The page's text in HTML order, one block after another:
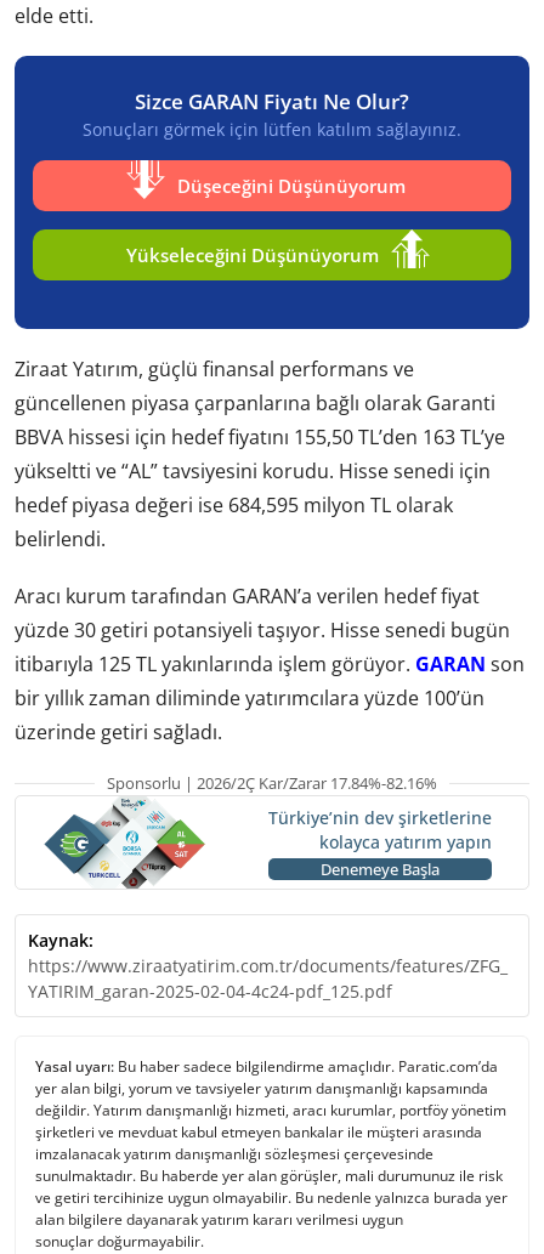
elde etti.
Sizce GARAN Fiyatı Ne Olur?
Sonuçları görmek için lütfen katılım sağlayınız.
Düşeceğini Düşünüyorum
Yükseleceğini Düşünüyorum
Ziraat Yatırım, güçlü finansal performans ve
güncellenen piyasa çarpanlarına bağlı olarak Garanti
BBVA hissesi için hedef fiyatını 155,50 TL’den 163 TL’ye
yükseltti ve “AL” tavsiyesini korudu. Hisse senedi için
hedef piyasa değeri ise 684,595 milyon TL olarak
belirlendi.
Aracı kurum tarafından GARAN’a verilen hedef fiyat
yüzde 30 getiri potansiyeli taşıyor. Hisse senedi bugün
itibarıyla 125 TL yakınlarında işlem görüyor. GARAN son
bir yıllık zaman diliminde yatırımcılara yüzde 100’ün
üzerinde getiri sağladı.
Sponsorlu | 2026/2Ç Kar/Zarar 17.84%-82.16%
Türkiye’nin dev şirketlerine
kolayca yatırım yapın
Denemeye Başla
Kaynak:
https://www.ziraatyatirim.com.tr/documents/features/ZFG_
YATIRIM_garan-2025-02-04-4c24-pdf_125.pdf
Yasal uyarı: Bu haber sadece bilgilendirme amaçlıdır. Paratic.com’da
yer alan bilgi, yorum ve tavsiyeler yatırım danışmanlığı kapsamında
değildir. Yatırım danışmanlığı hizmeti, aracı kurumlar, portföy yönetim
şirketleri ve mevduat kabul etmeyen bankalar ile müşteri arasında
imzalanacak yatırım danışmanlığı sözleşmesi çerçevesinde
sunulmaktadır. Bu haberde yer alan görüşler, mali durumunuz ile risk
ve getiri tercihinize uygun olmayabilir. Bu nedenle yalnızca burada yer
alan bilgilere dayanarak yatırım kararı verilmesi uygun
sonuçlar doğurmayabilir.